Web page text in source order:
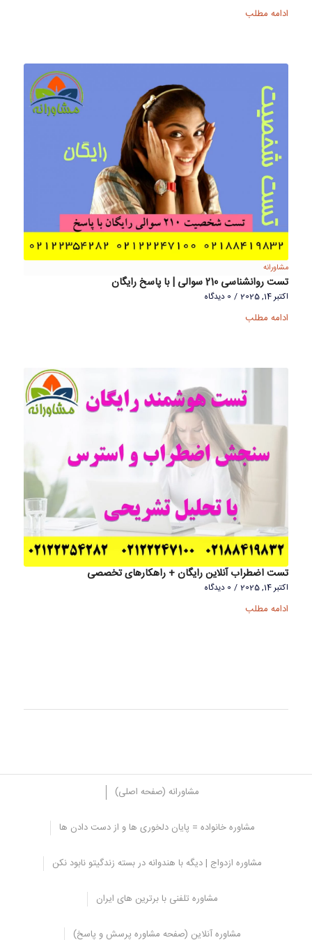
ادامه مطلب
مشاورانه
تست روانشناسی 210 سوالی | با پاسخ رایگان
اکتبر 14, 2025 / 0 دیدگاه
ادامه مطلب
تست اضطراب آنلاین رایگان + راهکارهای تخصصی
اکتبر 14, 2025 / 0 دیدگاه
ادامه مطلب
مشاورانه (صفحه اصلی)
مشاوره خانواده = پایان دلخوری ها و از دست دادن ها
مشاوره ازدواج | دیگه با هندوانه در بسته زندگیتو نابود نکن
مشاوره تلفنی با برترین های ایران
مشاوره آنلاین (صفحه مشاوره پرسش و پاسخ)